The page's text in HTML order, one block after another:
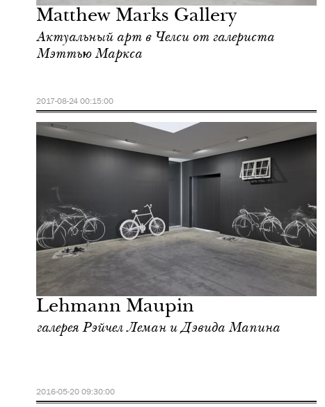
Matthew Marks Gallery
Актуальный арт в Челси от галериста
Мэттью Маркса
2017-08-24 00:15:00
Lehmann Maupin
галерея Рэйчел Леман и Дэвида Мапина
2016-05-20 09:30:00
Культура
Нью-Йорк